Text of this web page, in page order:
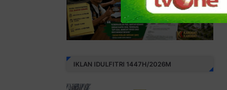
IKLAN IDULFITRI 1447H/2026M